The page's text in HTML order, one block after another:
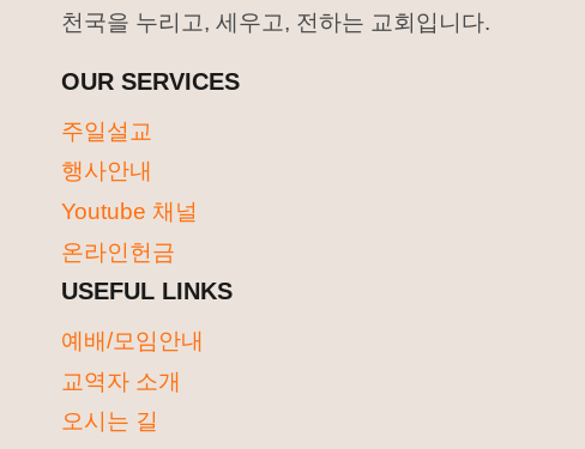
천국을 누리고, 세우고, 전하는 교회입니다.
OUR SERVICES
주일설교
행사안내
Youtube 채널
온라인헌금
USEFUL LINKS
예배/모임안내
교역자 소개
오시는 길